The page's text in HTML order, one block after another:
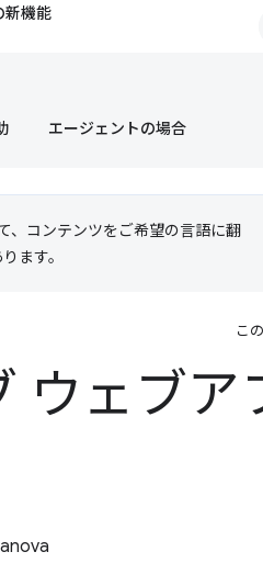
新機能
エージェントの場合
、コンテンツをご希望の言語に翻
ます。
こ
ウェブア